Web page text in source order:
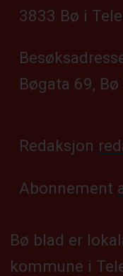
3833 Bø i
Bøgata 69,
Redaksjon
Abonnement
Bø blad er
kommune i